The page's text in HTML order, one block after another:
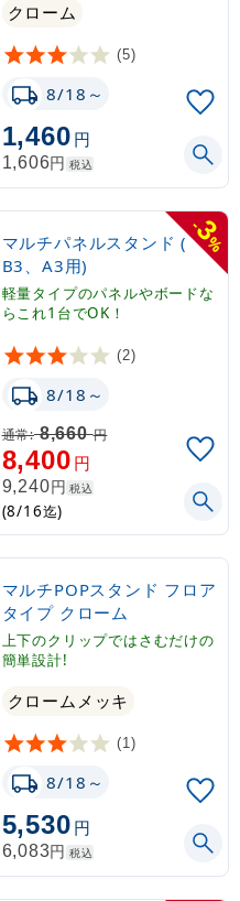
クローム
(5)
8/18～
1,460円
1,606円 税込
-
3
%
マルチパネルスタンド (
B3、A3用)
軽量タイプのパネルやボードな
らこれ1台でOK！
(2)
8/18～
通常:8,660円
8,400円
9,240円税込
(8/16迄)
マルチPOPスタンド フロア
タイプ クローム
上下のクリップではさむだけの
簡単設計!
クロームメッキ
(1)
8/18～
5,530円
6,083円 税込